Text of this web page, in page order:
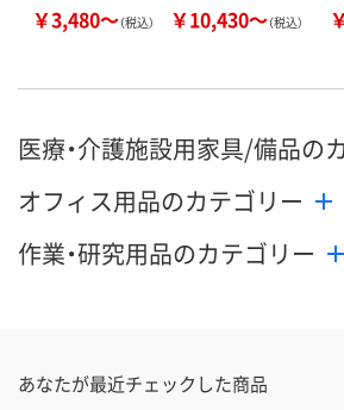
￥3,480～（税込） ￥10,430～（税込）
医療・介護施設用家具/備品の
オフィス用品のカテゴリー
作業・研究用品のカテゴリー
あなたが最近チェックした商品